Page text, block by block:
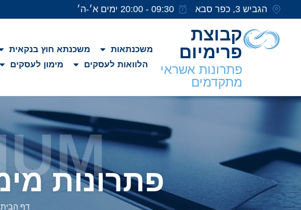
הגביש 3, כפר סבא 09:30 - 20:00 ימים א׳-ה׳
קבוצת
פרימיום
פתרונות אשראי
מתקדמים
משכנתאות משכנתא חוץ בנקאית
הלוואות לעסקים
מימון לעסקים
פתרונות
דף הבית